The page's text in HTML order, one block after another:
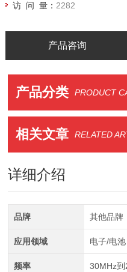
访 问 量： 2282
产品咨询
产品分类 PRODUCT
相关文章 RELATED
详细介绍
品牌 其他品牌
应用领域 电子/电池
频率 30MHz